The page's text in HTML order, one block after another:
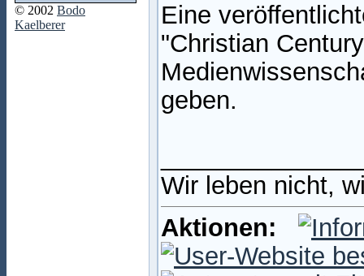
© 2002 Bodo
Kaelberer
Eine
"Christian
geben.
Wir leben nicht,
Aktionen: